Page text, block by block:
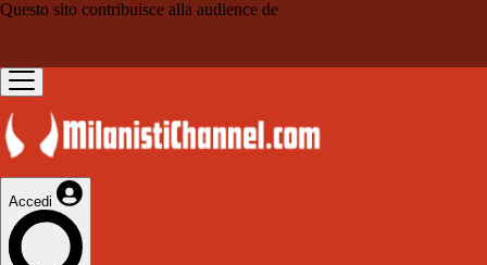
Questo sito contribuisce alla audience de
Accedi